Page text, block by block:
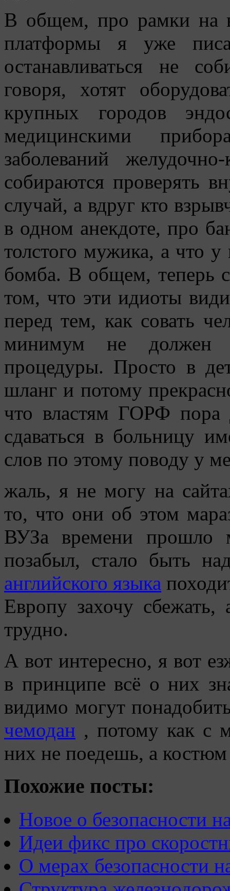
В общем, про рамки на
платформы я уже
останавливаться не
говоря, хотят
крупных городов
медицинскими
заболеваний
собираются проверять
случай, а вдруг кто
в одном анекдоте, про
толстого мужика, а что
бомба. В общем, теперь
том, что эти идиоты
перед тем, как совать
минимум не должен
процедуры. Просто в
шланг и потому
что властям ГОРФ пора
сдаваться в больницу
слов по этому поводу у
жаль, я не могу на
то, что они об этом
ВУЗа времени прошло
позабыл, стало быть
английского языка
Европу захочу
трудно.
А вот интересно, я вот
в принципе всё о них
видимо могут
чемодан , потому как с
них не поедешь, а
Похожие посты:
Новое о безопасности
Идеи фикс про
О мерах безопасности